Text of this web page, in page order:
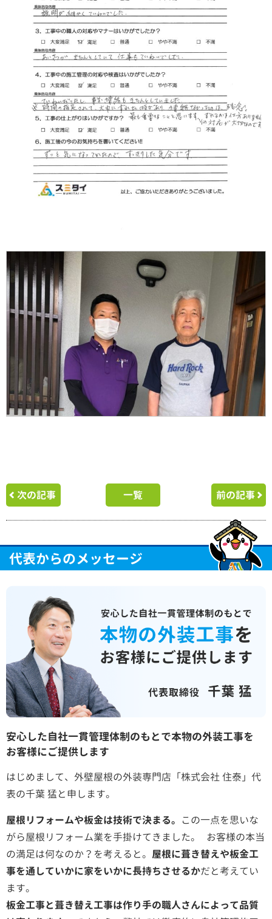
次の記事 一覧 前の記事
代表からのメッセージ
安心した自社一貫管理体制のもとで本物の外装工事を
お客様にご提供します
はじめまして、外壁屋根の外装専門店「株式会社 住泰」代
表の千葉 猛と申します。
屋根リフォームや板金は技術で決まる。 この一点を思いな
がら屋根リフォーム業を手掛けてきました。 お客様の本当
の満足は何なのか？を考えると。 屋根に葺き替えや板金工
事を通していかに家をいかに長持ちさせるかだと考えてい
ます。
板金工事と葺き替え工事は作り手の職人さんによって品質